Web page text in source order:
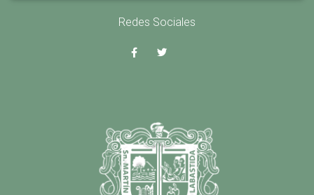
Redes Sociales